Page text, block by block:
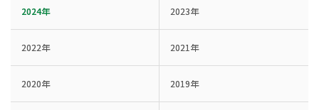
2024年 2023年
2022年 2021年
2020年 2019年